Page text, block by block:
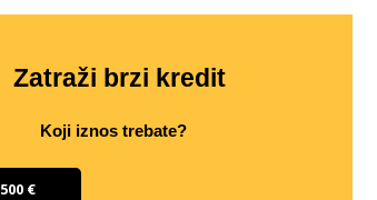
Zatraži brzi kredit
Koji iznos trebate?
500 €